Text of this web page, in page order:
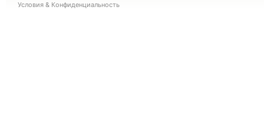
Условия & Конфиденциальность